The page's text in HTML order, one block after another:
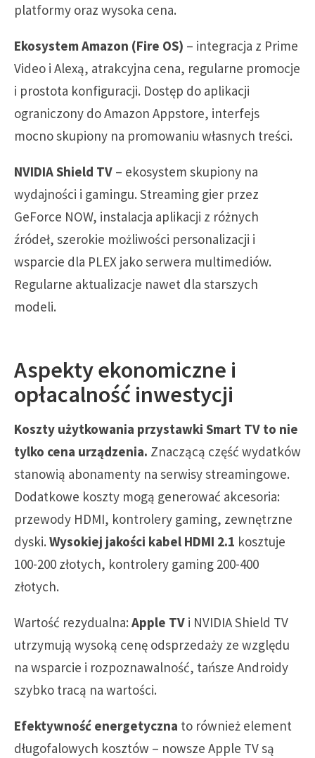
platformy oraz wysoka cena.
Ekosystem Amazon (Fire OS) – integracja z Prime
Video i Alexą, atrakcyjna cena, regularne promocje
i prostota konfiguracji. Dostęp do aplikacji
ograniczony do Amazon Appstore, interfejs
mocno skupiony na promowaniu własnych treści.
NVIDIA Shield TV – ekosystem skupiony na
wydajności i gamingu. Streaming gier przez
GeForce NOW, instalacja aplikacji z różnych
źródeł, szerokie możliwości personalizacji i
wsparcie dla PLEX jako serwera multimediów.
Regularne aktualizacje nawet dla starszych
modeli.
Aspekty ekonomiczne i
opłacalność inwestycji
Koszty użytkowania przystawki Smart TV to nie
tylko cena urządzenia. Znaczącą część wydatków
stanowią abonamenty na serwisy streamingowe.
Dodatkowe koszty mogą generować akcesoria:
przewody HDMI, kontrolery gaming, zewnętrzne
dyski. Wysokiej jakości kabel HDMI 2.1 kosztuje
100-200 złotych, kontrolery gaming 200-400
złotych.
Wartość rezydualna: Apple TV i NVIDIA Shield TV
utrzymują wysoką cenę odsprzedaży ze względu
na wsparcie i rozpoznawalność, tańsze Androidy
szybko tracą na wartości.
Efektywność energetyczna to również element
długofalowych kosztów – nowsze Apple TV są